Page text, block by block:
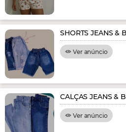
SHORTS JEANS &
Ver anúncio
CALÇAS JEANS &
Ver anúncio